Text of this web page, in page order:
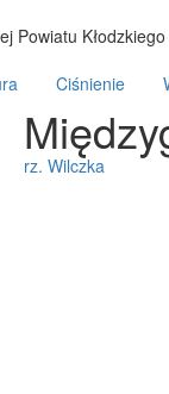
Powiatu Kłodzkiego
Ciśnienie
rz. Wilczka